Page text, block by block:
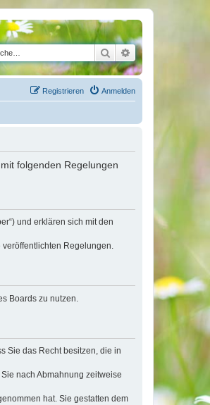
SucheErweiterte Suche
Anmelden
Registrieren
folgenden Regelungen
und erklären sich mit den
Regelungen.
Boards zu nutzen.
Sie das Recht besitzen, die in
nach Abmahnung zeitweise
hat. Sie gestatten dem